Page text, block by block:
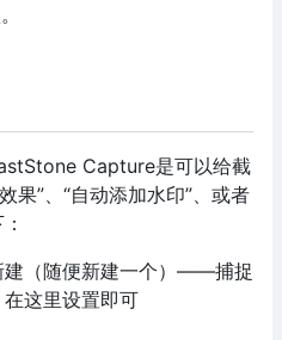
Capture是可以给截
果”、“自动添加水印”、或者
（随便新建一个）——捕捉
这里设置即可